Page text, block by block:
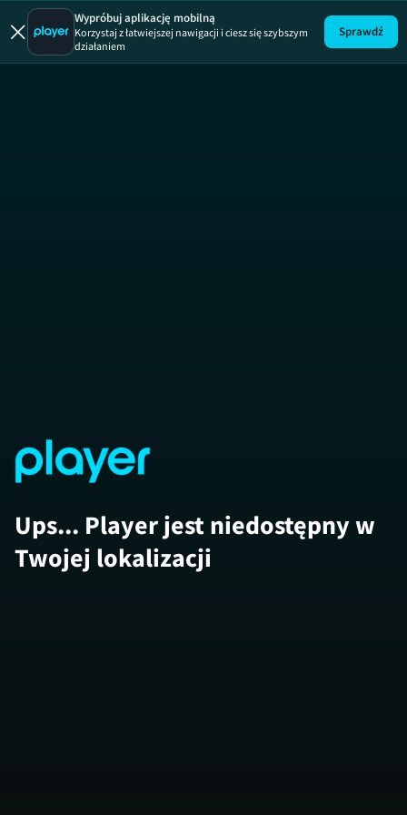
Wypróbuj aplikację mobilną
Korzystaj z łatwiejszej nawigacji i ciesz się szybszym
działaniem
Sprawdź
Ups... Player jest niedostępny w
Twojej lokalizacji